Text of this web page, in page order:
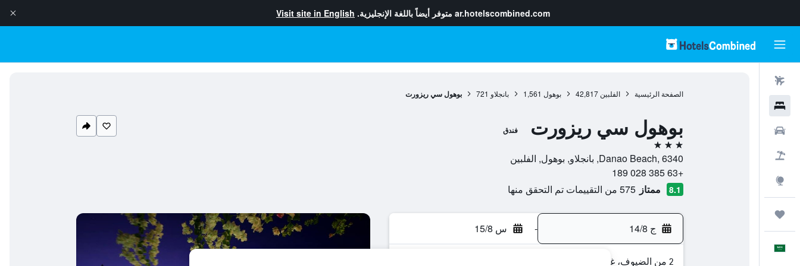
ar.hotelscombined.com متوفر أيضاً باللغة الإنجليزية. Visit site in English
الصفحة الرئيسية الفلبين 42,817 بوهول 1,561 بانجلاو 721 بوهول سي ريزورت
بوهول سي ريزورت فندق
3 نجوم
Danao Beach, 6340, بانجلاو, بوهول, الفلبين
+63 385 028 189
8.1 ممتاز 575 من التقييمات تم التحقق منها
ج 14/8 - س 15/8
2 من الضيوف، غرفة واحدة